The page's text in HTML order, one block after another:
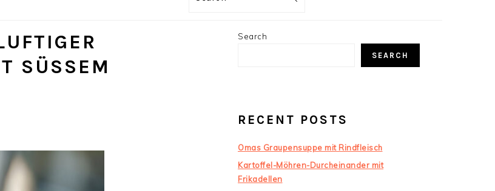
V
PRIMARY
Search
SEARCH
RECENT POSTS
Omas Graupensuppe mit Rindfleisch
Kartoffel-Möhren-Durcheinander mit
Frikadellen